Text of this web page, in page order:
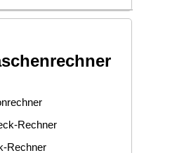
Rechner
Rechner